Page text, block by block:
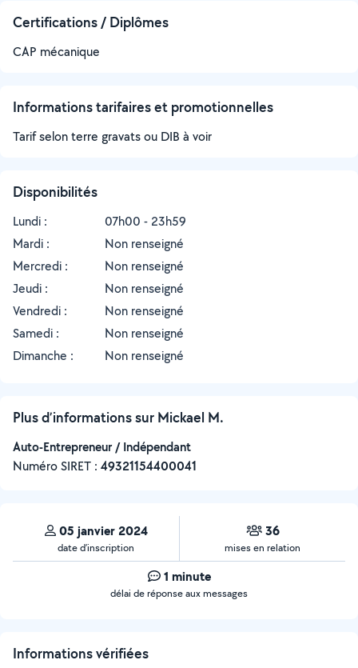
Certifications / Diplômes
CAP mécanique
Informations tarifaires et promotionnelles
Tarif selon terre gravats ou DIB à voir
Disponibilités
Lundi :
07h00 - 23h59
Mardi :
Non renseigné
Mercredi :
Non renseigné
Jeudi :
Non renseigné
Vendredi :
Non renseigné
Samedi :
Non renseigné
Dimanche :
Non renseigné
Plus d’informations sur Mickael M.
Auto-Entrepreneur / Indépendant
Numéro SIRET : ‍49321154400041
05 janvier 2024
date d’inscription
36
mises en relation
1 minute
délai de réponse aux messages
Informations vérifiées